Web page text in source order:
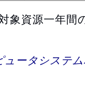
象資源一年間
ータシステ